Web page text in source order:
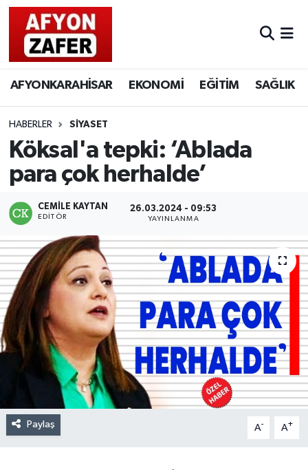
AFYONKARAHİSAR EKONOMİ EĞİTİM SAĞLIK
HABERLER SİYASET
Köksal'a tepki: ‘Ablada
para çok herhalde’
CEMILE KAYTAN
EDITÖR
26.03.2024 - 09:53
YAYINLANMA
Paylaş A- A+